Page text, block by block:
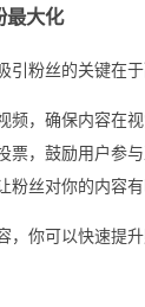
最大化
引粉丝的关键在于
频，确保内容在视
，鼓励用户参与
丝对你的内容有
你可以快速提